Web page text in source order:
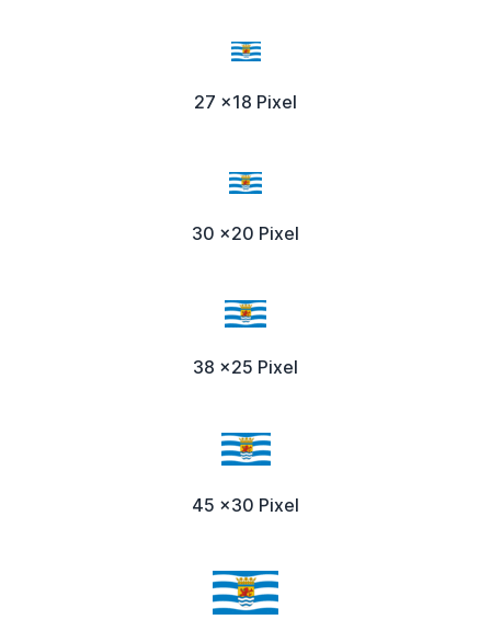
27 x18 Pixel
30 x20 Pixel
38 x25 Pixel
45 x30 Pixel